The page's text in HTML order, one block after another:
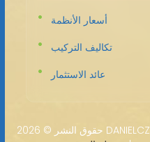
أسعار الأنظمة
تكاليف التركيب
عائد الاستثمار
حقوق النشر ©